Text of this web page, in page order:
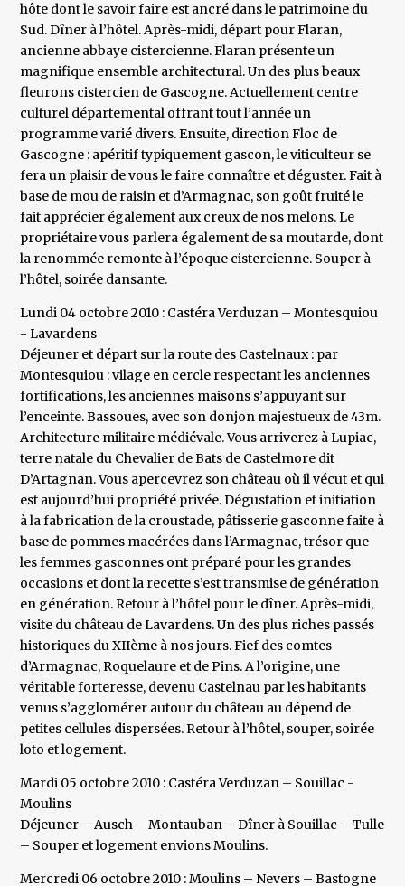
hôte dont le savoir faire est ancré dans le patrimoine du
Sud. Dîner à l’hôtel. Après-midi, départ pour Flaran,
ancienne abbaye cistercienne. Flaran présente un
magnifique ensemble architectural. Un des plus beaux
fleurons cistercien de Gascogne. Actuellement centre
culturel départemental offrant tout l’année un
programme varié divers. Ensuite, direction Floc de
Gascogne : apéritif typiquement gascon, le viticulteur se
fera un plaisir de vous le faire connaître et déguster. Fait à
base de mou de raisin et d’Armagnac, son goût fruité le
fait apprécier également aux creux de nos melons. Le
propriétaire vous parlera également de sa moutarde, dont
la renommée remonte à l’époque cistercienne. Souper à
l’hôtel, soirée dansante.
Lundi 04 octobre 2010 : Castéra Verduzan – Montesquiou
- Lavardens
Déjeuner et départ sur la route des Castelnaux : par
Montesquiou : vilage en cercle respectant les anciennes
fortifications, les anciennes maisons s’appuyant sur
l’enceinte. Bassoues, avec son donjon majestueux de 43m.
Architecture militaire médiévale. Vous arriverez à Lupiac,
terre natale du Chevalier de Bats de Castelmore dit
D’Artagnan. Vous apercevrez son château où il vécut et qui
est aujourd’hui propriété privée. Dégustation et initiation
à la fabrication de la croustade, pâtisserie gasconne faite à
base de pommes macérées dans l’Armagnac, trésor que
les femmes gasconnes ont préparé pour les grandes
occasions et dont la recette s’est transmise de génération
en génération. Retour à l’hôtel pour le dîner. Après-midi,
visite du château de Lavardens. Un des plus riches passés
historiques du XIIème à nos jours. Fief des comtes
d’Armagnac, Roquelaure et de Pins. A l’origine, une
véritable forteresse, devenu Castelnau par les habitants
venus s’agglomérer autour du château au dépend de
petites cellules dispersées. Retour à l’hôtel, souper, soirée
loto et logement.
Mardi 05 octobre 2010 : Castéra Verduzan – Souillac -
Moulins
Déjeuner – Ausch – Montauban – Dîner à Souillac – Tulle
– Souper et logement envions Moulins.
Mercredi 06 octobre 2010 : Moulins – Nevers – Bastogne